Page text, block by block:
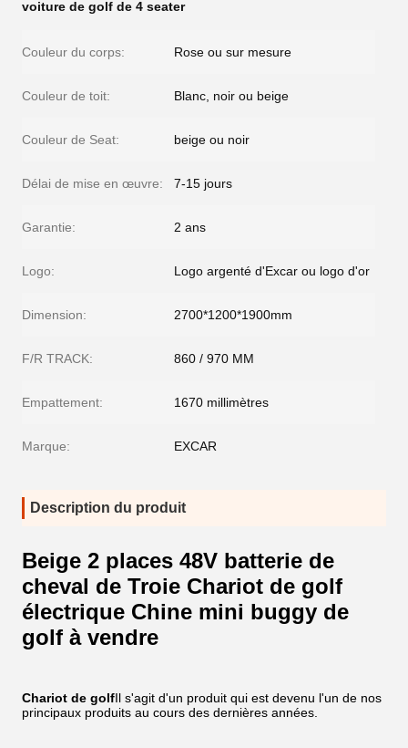
voiture de golf de 4 seater
Couleur du corps: Rose ou sur mesure
Couleur de toit: Blanc, noir ou beige
Couleur de Seat: beige ou noir
Délai de mise en œuvre: 7-15 jours
Garantie: 2 ans
Logo: Logo argenté d'Excar ou logo d'or
Dimension: 2700*1200*1900mm
F/R TRACK: 860 / 970 MM
Empattement: 1670 millimètres
Marque: EXCAR
Description du produit
Beige 2 places 48V batterie de
cheval de Troie Chariot de golf
électrique Chine mini buggy de
golf à vendre
Chariot de golfIl s'agit d'un produit qui est devenu l'un de nos
principaux produits au cours des dernières années.